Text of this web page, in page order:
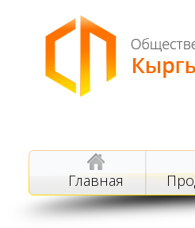
Главная